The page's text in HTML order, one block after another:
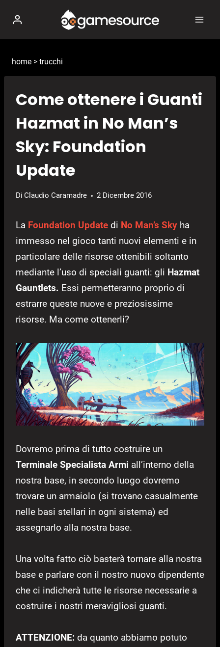
contenuto
home > trucchi
Come ottenere i Guanti
Hazmat in No Man’s
Sky: Foundation
Update
Di Claudio Caramadre 2 Dicembre 2016
La Foundation Update di No Man’s Sky ha
immesso nel gioco tanti nuovi elementi e in
particolare delle risorse ottenibili soltanto
mediante l’uso di speciali guanti: gli Hazmat
Gauntlets. Essi permetteranno proprio di
estrarre queste nuove e preziosissime
risorse. Ma come ottenerli?
Dovremo prima di tutto costruire un
Terminale Specialista Armi all’interno della
nostra base, in secondo luogo dovremo
trovare un armaiolo (si trovano casualmente
nelle basi stellari in ogni sistema) ed
assegnarlo alla nostra base.
Una volta fatto ciò basterà tornare alla nostra
base e parlare con il nostro nuovo dipendente
che ci indicherà tutte le risorse necessarie a
costruire i nostri meravigliosi guanti.
ATTENZIONE: da quanto abbiamo potuto